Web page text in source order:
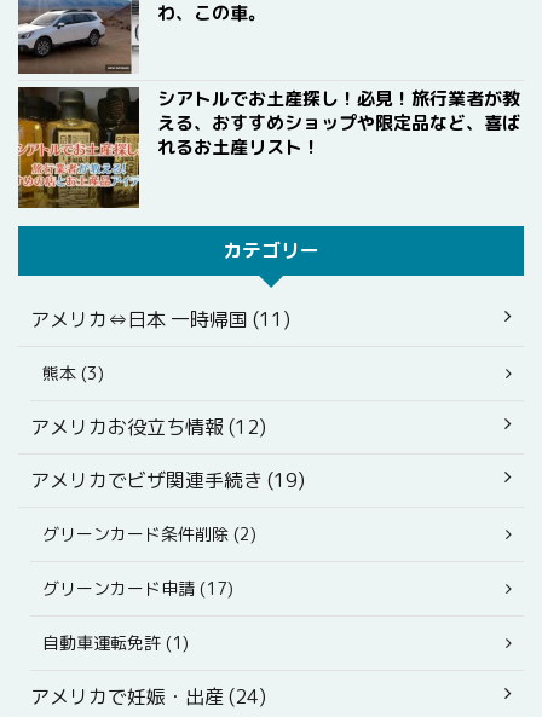
わ、この車。
シアトルでお土産探し！必見！旅行業者が教
える、おすすめショップや限定品など、喜ば
れるお土産リスト！
カテゴリー
アメリカ⇔日本 一時帰国 (11)
熊本 (3)
アメリカお役立ち情報 (12)
アメリカでビザ関連手続き (19)
グリーンカード条件削除 (2)
グリーンカード申請 (17)
自動車運転免許 (1)
アメリカで妊娠・出産 (24)